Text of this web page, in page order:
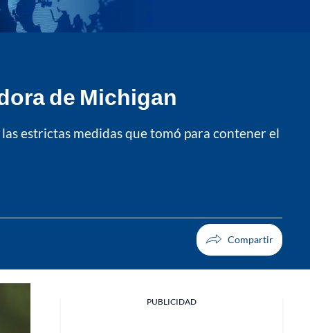
de Michigan
estrictas medidas que tomó para contener el
PUBLICIDAD